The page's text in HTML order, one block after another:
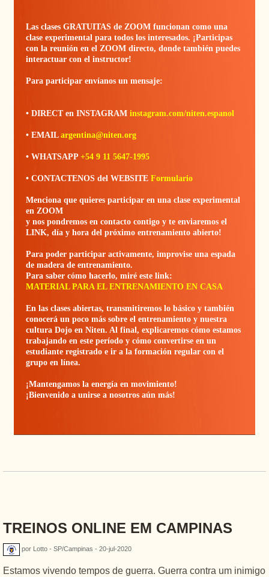
Las clases GRATUITAS de ZOOM funcionan como una
clase experimental para todos los interesados. ¡Participas
con la reunión en el ZOOM directo, donde también puedes
interactuar con el instructor!
Para participar envíanos un mensaje:
• DIRECT en INSTAGRAM instagram.com/niten.espanol
• EMAIL argentina@niten.org
• WHATSAPP +54 9 11 5647-1995
• CONTACTENOS del WEBSITE Formulario
Menciona que quieres participar en una clase experimental
en ZOOM
y nos pondremos en contacto contigo y te enviaremos el
LINK, día y hora del próximo entrenamiento abierto!
Para poder participar activamente, improvise una espada
de madera de entrenamiento.
Para saber cómo hacerlo, miré este link:
MATERIAL PARA EL ENTRENAMIENTO EN CASA
En las clases abiertas, transmitiremos lo básico y también
conocerá un poco más sobre el entrenamiento y nuestra
cultura Dojo en Niten. Al final, explicaremos cómo estamos
trabajando en este período y cómo convertirse en un
estudiante registrado e ir a la formación regular con el
grupo en línea.
¡Mantengamos la energía en movimiento!
¡Bienvenido a unirse a nosotros aún más!
TREINOS ONLINE EM CAMPINAS
por Lotto - SP/Campinas - 20-jul-2020
Estamos vivendo tempos de guerra. Guerra contra um inimigo